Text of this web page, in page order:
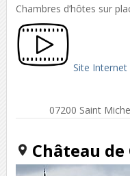
Chambres d’hôtes sur
Site Internet
07200 Saint
Château